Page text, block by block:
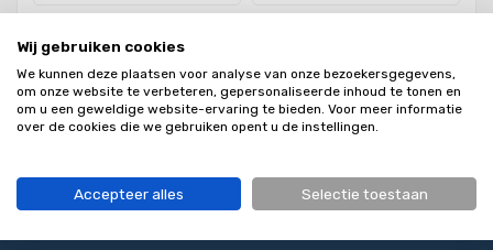
GRATIS VERZENDING
Bij bestelling vanaf 100 euro (NL)
Wij gebruiken cookies
We kunnen deze plaatsen voor analyse van onze bezoekersgegevens,
om onze website te verbeteren, gepersonaliseerde inhoud te tonen en
om u een geweldige website-ervaring te bieden. Voor meer informatie
over de cookies die we gebruiken opent u de instellingen.
Accepteer alles Selectie toestaan